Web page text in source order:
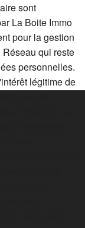
sont
La Boite Immo
pour la gestion
qui reste
personnelles.
légitime de